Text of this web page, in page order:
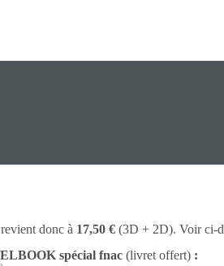
donc à 17,50 € (3D + 2D). Voir ci-
spécial fnac (livret offert) :